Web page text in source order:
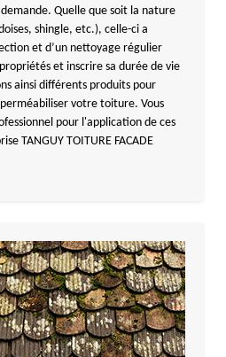
Quelle que soit la nature
shingle, etc.), celle-ci a
et d’un nettoyage régulier
et inscrire sa durée de vie
ainsi différents produits pour
votre toiture. Vous
pour l'application de ces
TANGUY TOITURE FACADE